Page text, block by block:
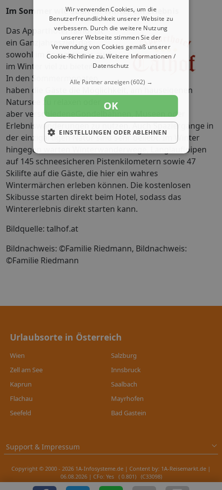
Im Sommer wie auch im Winter ein Erlebnis
Das Apparthotel Talhof ist
ein Ganzjahresziel, das
sowohl im Sommer wie auch
im Winter viel zu bieten hat.
In den Sommermonaten
haben die Gäste die Möglichkeit, am hauseigenen
Natursee zu relaxen oder
aber verschiedeneGondelbahnen, Museen oder
Erlebniswanderungen zu nutzen. Auch Spaziergänge in
der einzigartigen Natur sind sehr beliebt. Im Winter
hingegen warten Winterwanderwege, Langlaufloipen
auf 145 schneesicheren Pistenkilometern sowie 47
Skilifte auf die Gäste, die hier ein wahres
Wintermärchen erleben können. Die kostenlosen
Skibusse starten direkt beim Hotel, sodass das
Wintererlebnis direkt starten kann.
Bildquelle: talhof.at
Bildnachweis: ©Familie Riedmann, Bildnachweis:
©Familie Riedmann
Urlaubsorte in Österreich
Wien
Salzburg
Zell am See
Innsbruck
Kaprun
Saalbach
Flachau
Mayrhofen
Seefeld
Bad Gastein
Support & Impressum
Copyright © 2000 - 2026 1A-Infosysteme.de | Content by: 1A-Reisemarkt.de |
06.08.2026 | CFo: Yes ( 0.801) (C33098)
Wir verwenden Cookies, um die
Benutzerfreundlichkeit unserer Website zu
verbessern. Durch die weitere Nutzung
unserer Webseite stimmen Sie der
Verwendung von Cookies gemäß unserer
Cookie-Richtlinie zu.Weitere Informationen /
Datenschutz
Alle Partner anzeigen(602) →
OK
EINSTELLUNGEN ODER ABLEHNEN